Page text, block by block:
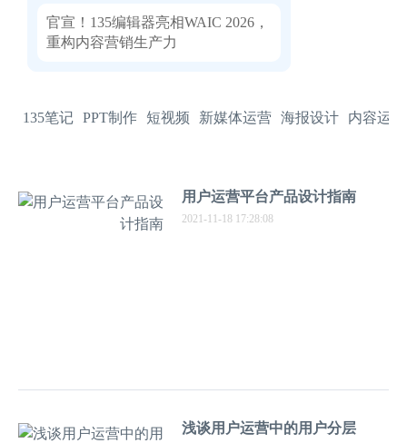
官宣！135编辑器亮相WAIC 2026，
重构内容营销生产力
135笔记 PPT制作 短视频 新媒体运营 海报设计 内容运营
用户运营平台产品设计指南
2021-11-18 17:28:08
浅谈用户运营中的用户分层